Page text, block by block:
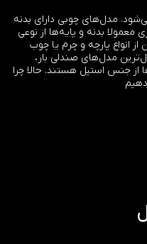
مدل‌های چوبی دارای بدنه
بدنه و پایه‌ها از نوعی
انواع پارچه و چرم یا چوب
مدل‌های صندلی بار،
از جنس استیل هستند. حالا چرا